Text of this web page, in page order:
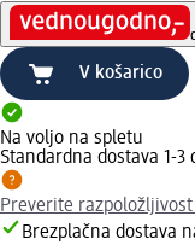
V košarico
Na voljo na spletu
Standardna dostava 1-3
Preverite
Brezplačna dostava